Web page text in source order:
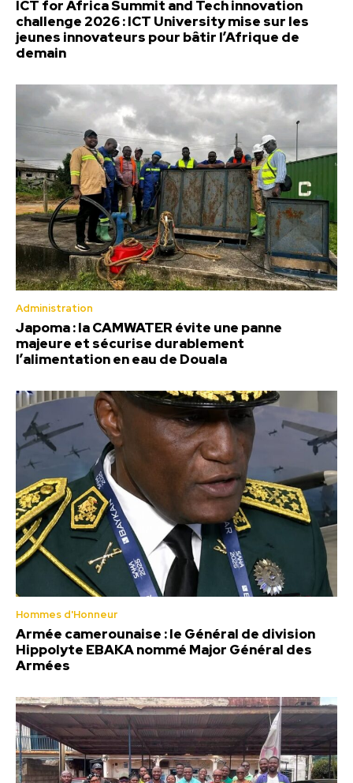
ICT for Africa Summit and Tech innovation
challenge 2026 : ICT University mise sur les
jeunes innovateurs pour bâtir l’Afrique de
demain
Administration
Japoma : la CAMWATER évite une panne
majeure et sécurise durablement
l’alimentation en eau de Douala
Hommes d'Honneur
Armée camerounaise : le Général de division
Hippolyte EBAKA nommé Major Général des
Armées